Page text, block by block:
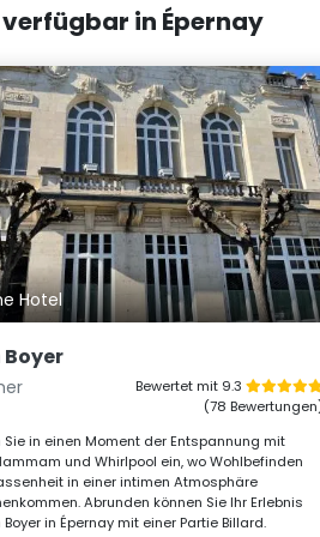
verfügbar in Épernay
Hotel
Boyer
Bewertet mit 9.3
(78
Sie in einen Moment der Entspannung mit
und Whirlpool ein, wo Wohlbefinden
in einer intimen Atmosphäre
Abrunden können Sie Ihr Erlebnis
in Épernay mit einer Partie Billard.